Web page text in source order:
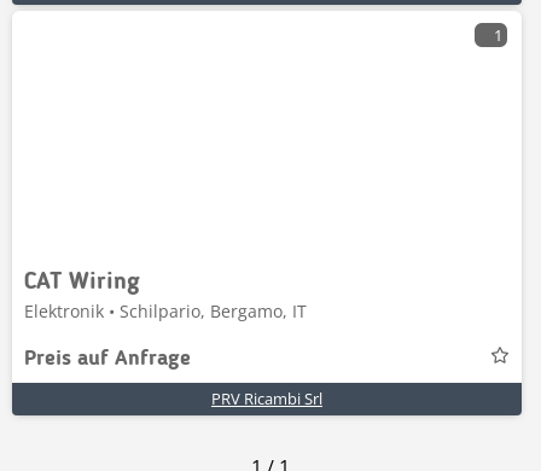
1
CAT Wiring
Elektronik • Schilpario, Bergamo, IT
Preis auf Anfrage
PRV Ricambi Srl